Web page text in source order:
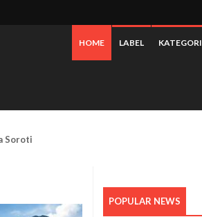
HOME LABEL KATEGORI
Darurat Militer Dan Pelanggaran HAM
POPULAR NEWS